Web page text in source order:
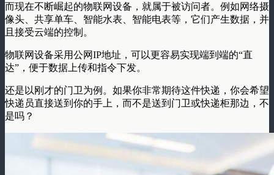
而现在不断崛起的物联网设备，就属于被访问者。例如网络摄
像头、共享单车、智能水表、智能电表等，它们产生数据，并
且接受云端的控制。
物联网设备采用公网IP地址，可以更容易实现端到端的“直
达” ，便于数据上传和指令下发。
还是以刚才的门卫为例。如果你非常期待这件快递，你会希望
快递员直接送到你的手上，而不是送到门卫或快递柜那边，不
是吗？